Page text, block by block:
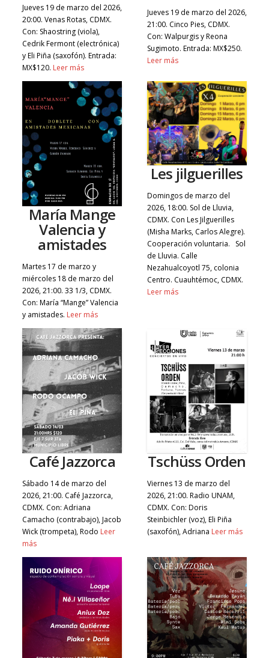
Jueves 19 de marzo del 2026,
20:00. Venas Rotas, CDMX.
Con: Shaostring (viola),
Cedrik Fermont (electrónica)
y Eli Piña (saxofón). Entrada:
MX$120. Leer más
Jueves 19 de marzo del 2026,
21:00. Cinco Pies, CDMX.
Con: Walpurgis y Reona
Sugimoto. Entrada: MX$250.
Leer más
María Mange
Valencia y
amistades
Martes 17 de marzo y
miércoles 18 de marzo del
2026, 21:00. 33 1/3, CDMX.
Con: María “Mange” Valencia
y amistades. Leer más
Les jilguerilles
Domingos de marzo del
2026, 18:00. Sol de Lluvia,
CDMX. Con Les Jilguerilles
(Misha Marks, Carlos Alegre).
Cooperación voluntaria. Sol
de Lluvia. Calle
Nezahualcoyotl 75, colonia
Centro. Cuauhtémoc, CDMX.
Leer más
Café Jazzorca
Sábado 14 de marzo del
2026, 21:00. Café Jazzorca,
CDMX. Con: Adriana
Camacho (contrabajo), Jacob
Wick (trompeta), Rodo Leer
más
Tschüss Orden
Viernes 13 de marzo del
2026, 21:00. Radio UNAM,
CDMX. Con: Doris
Steinbichler (voz), Eli Piña
(saxofón), Adriana Leer más